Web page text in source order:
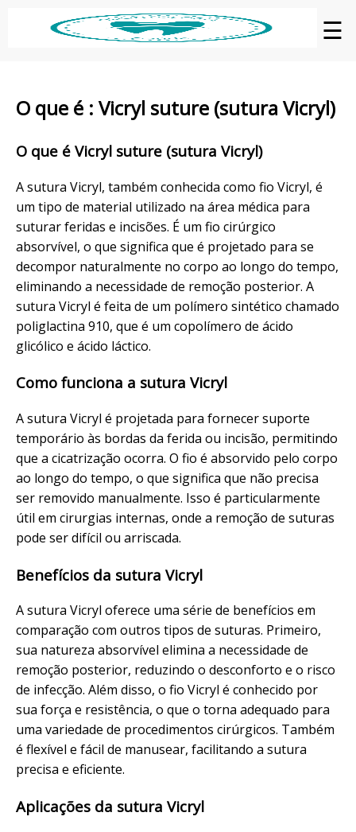
☰
O que é : Vicryl suture (sutura Vicryl)
O que é Vicryl suture (sutura Vicryl)
A sutura Vicryl, também conhecida como fio Vicryl, é
um tipo de material utilizado na área médica para
suturar feridas e incisões. É um fio cirúrgico
absorvível, o que significa que é projetado para se
decompor naturalmente no corpo ao longo do tempo,
eliminando a necessidade de remoção posterior. A
sutura Vicryl é feita de um polímero sintético chamado
poliglactina 910, que é um copolímero de ácido
glicólico e ácido láctico.
Como funciona a sutura Vicryl
A sutura Vicryl é projetada para fornecer suporte
temporário às bordas da ferida ou incisão, permitindo
que a cicatrização ocorra. O fio é absorvido pelo corpo
ao longo do tempo, o que significa que não precisa
ser removido manualmente. Isso é particularmente
útil em cirurgias internas, onde a remoção de suturas
pode ser difícil ou arriscada.
Benefícios da sutura Vicryl
A sutura Vicryl oferece uma série de benefícios em
comparação com outros tipos de suturas. Primeiro,
sua natureza absorvível elimina a necessidade de
remoção posterior, reduzindo o desconforto e o risco
de infecção. Além disso, o fio Vicryl é conhecido por
sua força e resistência, o que o torna adequado para
uma variedade de procedimentos cirúrgicos. Também
é flexível e fácil de manusear, facilitando a sutura
precisa e eficiente.
Aplicações da sutura Vicryl